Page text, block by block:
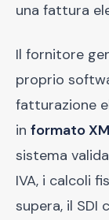
una fattura
Il fornitore
proprio
fatturazione
in formato
sistema
IVA, i calcoli
supera, il SDI